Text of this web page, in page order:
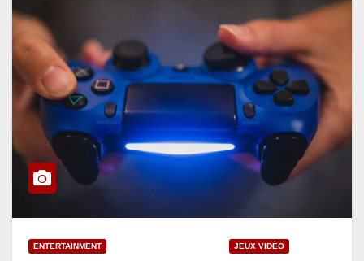
ENTERTAINMENT JEUX VIDÉO